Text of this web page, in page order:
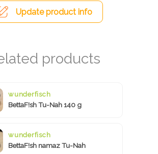
Update product info
wunderfisch
BettaF!sh Tu-Nah 140 g
wunderfisch
BettaF!sh namaz Tu-Nah